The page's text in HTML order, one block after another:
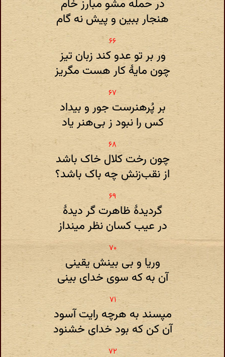
در حمله مشو مبارز خام
هنجار ببین و پیش نه گام
ور بر تو عدو کند زبان تیز
چون مایهٔ کار هست مگریز
بر پُر‌هنر‌ست جور و بیداد
کس را نبود ز بی‌هنر یاد
چون رخت کلال خاک باشد
از نقب‌زنش چه باک باشد؟
گردیدهٔ ظاهرت گر دیدهٔ
در عیب کسان نظر مینداز
وریا و بی بینش یقینی
آن به که سوی خدای بینی
مپسند به هر‌چه رایت آسود
آن کن که بود خدای خشنود